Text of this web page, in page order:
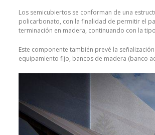
Los semicubiertos se conforman de una
policarbonato, con la finalidad de permitir el
terminación en madera, continuando con la
Este componente también prevé la
equipamiento fijo, bancos de madera (banco